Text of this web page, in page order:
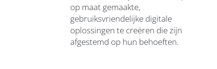
op maat gemaakte,
gebruiksvriendelijke digitale
oplossingen te creëren die zijn
afgestemd op hun behoeften.